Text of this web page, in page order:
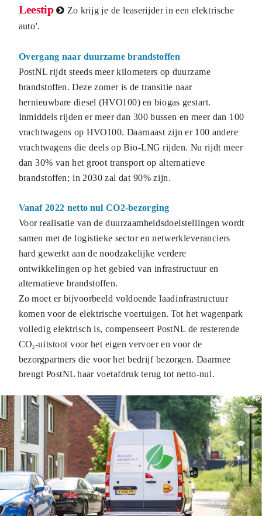
Leestip  Zo krijg je de leaserijder in een elektrische
auto'.
Overgang naar duurzame brandstoffen
PostNL rijdt steeds meer kilometers op duurzame
brandstoffen. Deze zomer is de transitie naar
hernieuwbare diesel (HVO100) en biogas gestart.
Inmiddels rijden er meer dan 300 bussen en meer dan 100
vrachtwagens op HVO100. Daarnaast zijn er 100 andere
vrachtwagens die deels op Bio-LNG rijden. Nu rijdt meer
dan 30% van het groot transport op alternatieve
brandstoffen; in 2030 zal dat 90% zijn.
Vanaf 2022 netto nul CO2-bezorging
Voor realisatie van de duurzaamheidsdoelstellingen wordt
samen met de logistieke sector en netwerkleveranciers
hard gewerkt aan de noodzakelijke verdere
ontwikkelingen op het gebied van infrastructuur en
alternatieve brandstoffen.
Zo moet er bijvoorbeeld voldoende laadinfrastructuur
komen voor de elektrische voertuigen. Tot het wagenpark
volledig elektrisch is, compenseert PostNL de resterende
CO₂-uitstoot voor het eigen vervoer en voor de
bezorgpartners die voor het bedrijf bezorgen. Daarmee
brengt PostNL haar voetafdruk terug tot netto-nul.